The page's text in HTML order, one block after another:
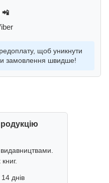
📲
щоб уникнути
замовлення швидше!
днів